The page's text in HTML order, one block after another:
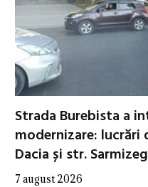
Strada Burebista a
modernizare: lucrări
Dacia și str.
7 august 2026